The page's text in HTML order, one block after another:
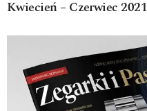
Kwiecień – Czerwiec 2021